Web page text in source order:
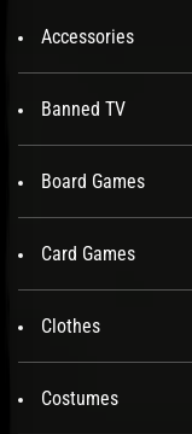
Accessories
Banned TV
Board Games
Card Games
Clothes
Costumes